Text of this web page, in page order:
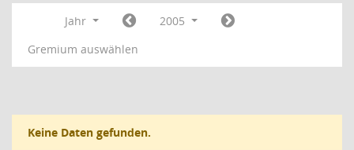
Jahr
2005
Gremium auswählen
Keine Daten gefunden.